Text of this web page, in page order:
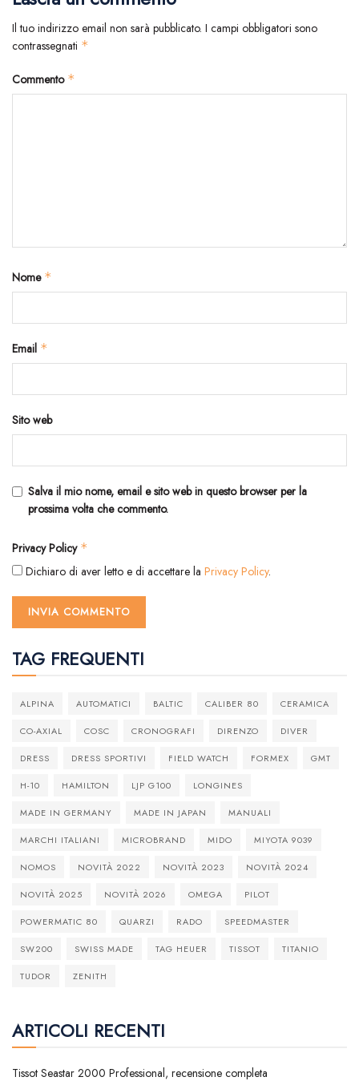
Il tuo indirizzo email non sarà pubblicato. I campi obbligatori sono
contrassegnati *
Commento *
Nome *
Email *
Sito web
Salva il mio nome, email e sito web in questo browser per la
prossima volta che commento.
Privacy Policy *
Dichiaro di aver letto e di accettare la Privacy Policy.
TAG FREQUENTI
ALPINA AUTOMATICI BALTIC CALIBER 80 CERAMICA
CO-AXIAL COSC CRONOGRAFI DIRENZO DIVER
DRESS DRESS SPORTIVI FIELD WATCH FORMEX GMT
H-10 HAMILTON LJP G100 LONGINES
MADE IN GERMANY MADE IN JAPAN MANUALI
MARCHI ITALIANI MICROBRAND MIDO MIYOTA 9039
NOMOS NOVITÀ 2022 NOVITÀ 2023 NOVITÀ 2024
NOVITÀ 2025 NOVITÀ 2026 OMEGA PILOT
POWERMATIC 80 QUARZI RADO SPEEDMASTER
SW200 SWISS MADE TAG HEUER TISSOT TITANIO
TUDOR ZENITH
ARTICOLI RECENTI
Tissot Seastar 2000 Professional, recensione completa